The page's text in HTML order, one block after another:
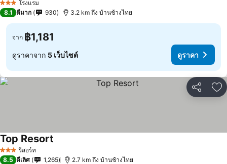
3 ดาว โรงแรม
8.1 ดีมาก 930 3.2 km ถึง บ้านช้างไทย
จาก ฿1,181
ดูราคาจาก 5 เว็บไซต์ ดูราคา
แชร์ เ
3 ดาว รีสอร์ท
Top Resort
8.5 ดีเลิศ 1,265 2.7 km ถึง บ้านช้างไทย